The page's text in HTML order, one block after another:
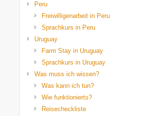
Peru
Freiwilligenarbeit in Peru
Sprachkurs in Peru
Uruguay
Farm Stay in Uruguay
Sprachkurs in Uruguay
Was muss ich wissen?
Was kann ich tun?
Wie funktionierts?
Reisecheckliste